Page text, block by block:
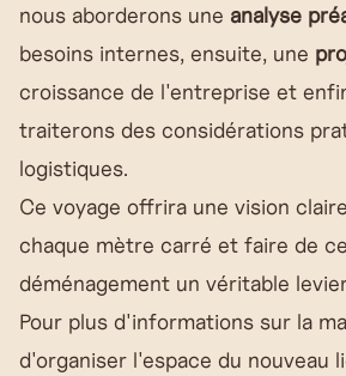
nous aborderons une analyse
besoins internes, ensuite, une
croissance de l'entreprise et
traiterons des considérations
logistiques.
Ce voyage offrira une vision
chaque mètre carré et faire de ce
déménagement un véritable
Pour plus d'informations sur la
d'organiser l'espace du nouveau